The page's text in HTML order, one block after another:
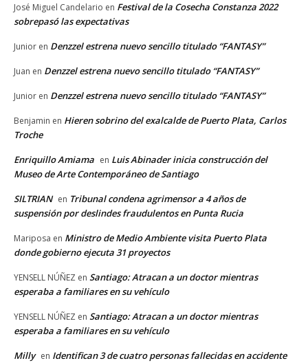
José Miguel Candelario en Festival de la Cosecha Constanza 2022
sobrepasó las expectativas
Junior en Denzzel estrena nuevo sencillo titulado “FANTASY”
Juan en Denzzel estrena nuevo sencillo titulado “FANTASY”
Junior en Denzzel estrena nuevo sencillo titulado “FANTASY”
Benjamin en Hieren sobrino del exalcalde de Puerto Plata, Carlos
Troche
Enriquillo Amiama en Luis Abinader inicia construcción del
Museo de Arte Contemporáneo de Santiago
SILTRIAN en Tribunal condena agrimensor a 4 años de
suspensión por deslindes fraudulentos en Punta Rucia
Mariposa en Ministro de Medio Ambiente visita Puerto Plata
donde gobierno ejecuta 31 proyectos
YENSELL NÚÑEZ en Santiago: Atracan a un doctor mientras
esperaba a familiares en su vehículo
YENSELL NÚÑEZ en Santiago: Atracan a un doctor mientras
esperaba a familiares en su vehículo
Milly en Identifican 3 de cuatro personas fallecidas en accidente